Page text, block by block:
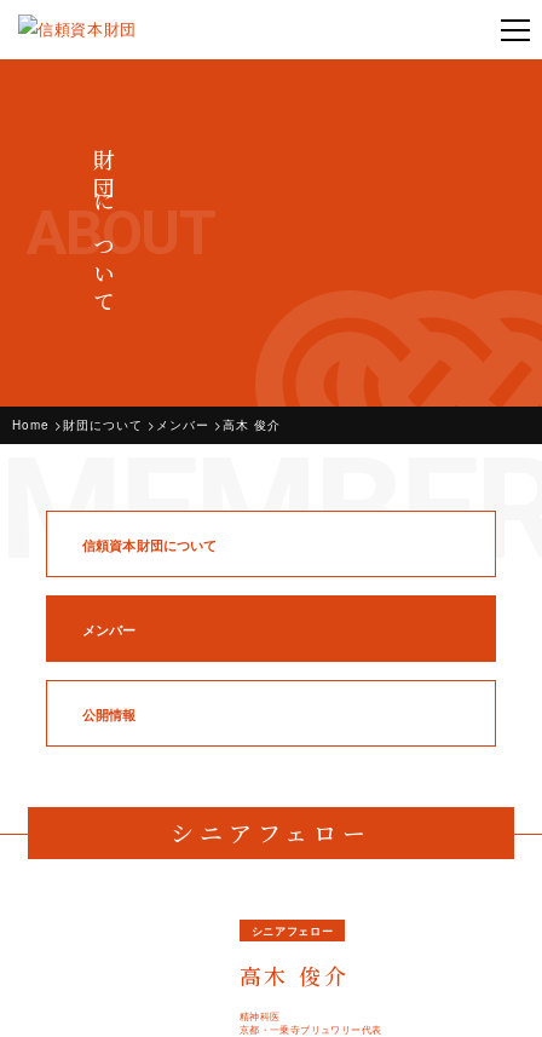
財団について
ABOUT
Home 財団について メンバー 高木 俊介
信頼資本財団について
メンバー
公開情報
シニアフェロー
シニアフェロー
高木 俊介
精神科医
京都・一乗寺ブリュワリー代表